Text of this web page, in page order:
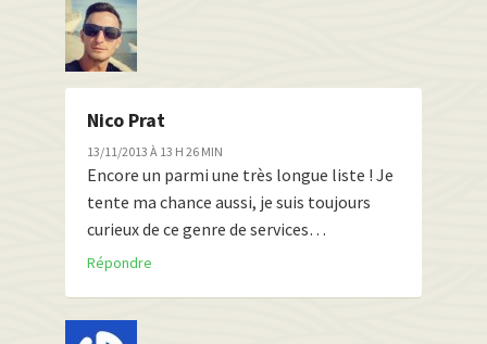
Nico Prat
13/11/2013 À 13 H 26 MIN
Encore un parmi une très longue liste ! Je
tente ma chance aussi, je suis toujours
curieux de ce genre de services…
Répondre